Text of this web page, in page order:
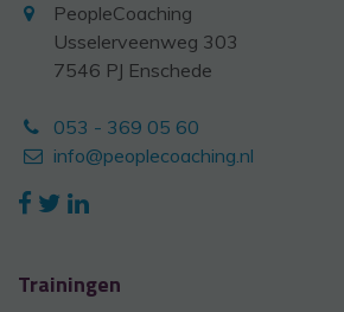
PeopleCoaching
Usselerveenweg 303
7546 PJ Enschede
053 - 369 05 60
info@peoplecoaching.nl
Trainingen